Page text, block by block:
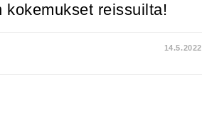
kokemukset reissuilta!
14.5.2022